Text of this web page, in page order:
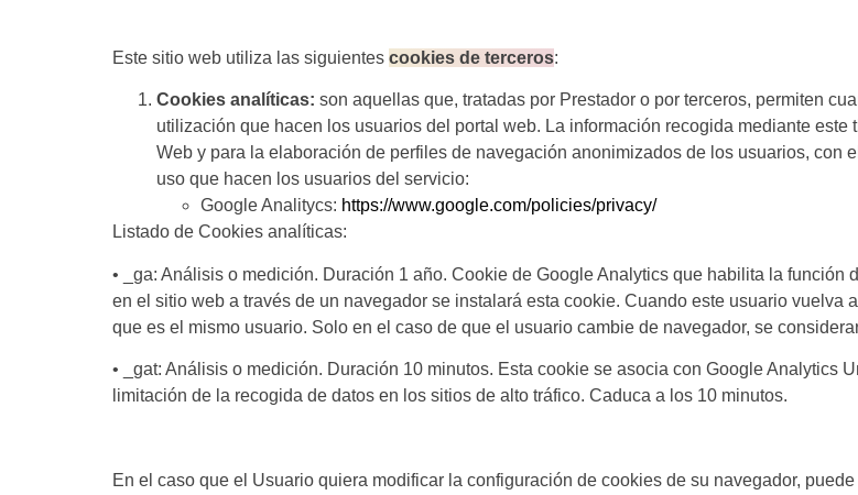
Este sitio web utiliza las siguientes cookies de terceros:
Cookies analíticas: son aquellas que, tratadas por Prestador o por terceros, permiten
utilización que hacen los usuarios del portal web. La información recogida mediante
Web y para la elaboración de perfiles de navegación anonimizados de los usuarios, con
uso que hacen los usuarios del servicio:
Google Analitycs: https://www.google.com/policies/privacy/
Listado de Cookies analíticas:
• _ga: Análisis o medición. Duración 1 año. Cookie de Google Analytics que habilita la
en el sitio web a través de un navegador se instalará esta cookie. Cuando este usuario vuelva
que es el mismo usuario. Solo en el caso de que el usuario cambie de navegador, se
• _gat: Análisis o medición. Duración 10 minutos. Esta cookie se asocia con Google Analytics
limitación de la recogida de datos en los sitios de alto tráfico. Caduca a los 10 minutos.
En el caso que el Usuario quiera modificar la configuración de cookies de su navegador,